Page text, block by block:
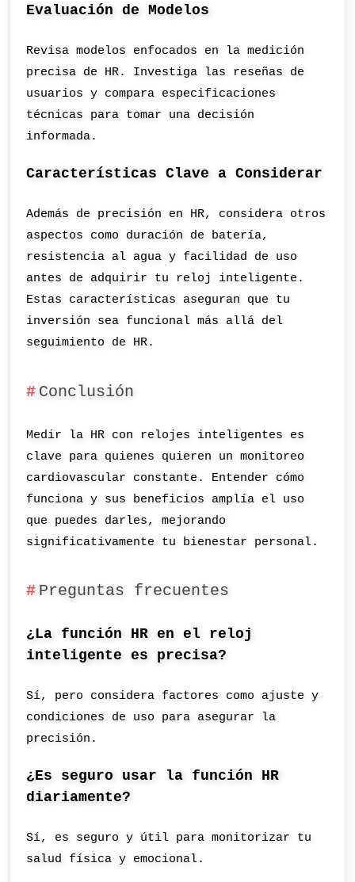
Evaluación de Modelos
Revisa modelos enfocados en la medición
precisa de HR. Investiga las reseñas de
usuarios y compara especificaciones
técnicas para tomar una decisión
informada.
Características Clave a Considerar
Además de precisión en HR, considera otros
aspectos como duración de batería,
resistencia al agua y facilidad de uso
antes de adquirir tu reloj inteligente.
Estas características aseguran que tu
inversión sea funcional más allá del
seguimiento de HR.
Conclusión
Medir la HR con relojes inteligentes es
clave para quienes quieren un monitoreo
cardiovascular constante. Entender cómo
funciona y sus beneficios amplía el uso
que puedes darles, mejorando
significativamente tu bienestar personal.
Preguntas frecuentes
¿La función HR en el reloj
inteligente es precisa?
Sí, pero considera factores como ajuste y
condiciones de uso para asegurar la
precisión.
¿Es seguro usar la función HR
diariamente?
Sí, es seguro y útil para monitorizar tu
salud física y emocional.